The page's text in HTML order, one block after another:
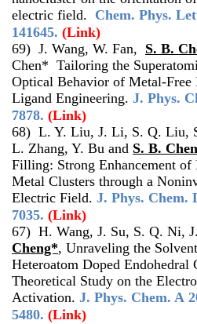
electric field. Chem. Phys.
141645. (Link)
69) J. Wang, W. Fan, S. B.
Chen* Tailoring the
Optical Behavior of Metal-Free
Ligand Engineering. J. Phys.
7878. (Link)
68) L. Y. Liu, J. Li, S. Q. Liu,
L. Zhang, Y. Bu and S. B.
Filling: Strong Enhancement
Metal Clusters through a
Electric Field. J. Phys. Chem.
7035. (Link)
67) H. Wang, J. Su, S. Q. Ni,
Cheng*, Unraveling the
Heteroatom Doped Endohedral
Theoretical Study on the
Activation. J. Phys. Chem. A
5480. (Link)